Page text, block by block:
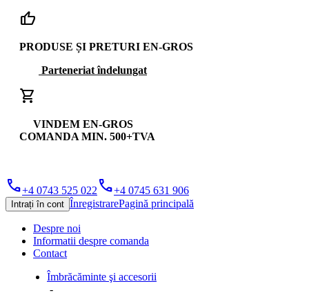
thumb_up
PRODUSE ȘI PRETURI EN-GROS
Parteneriat îndelungat
shopping_cart
VINDEM EN-GROS
COMANDA MIN. 500+TVA
phone+4 0743 525 022 phone+4 0745 631 906
Intrați în cont ÎnregistrarePagină principală
Despre noi
Informatii despre comanda
Contact
Îmbrăcăminte şi accesorii
-